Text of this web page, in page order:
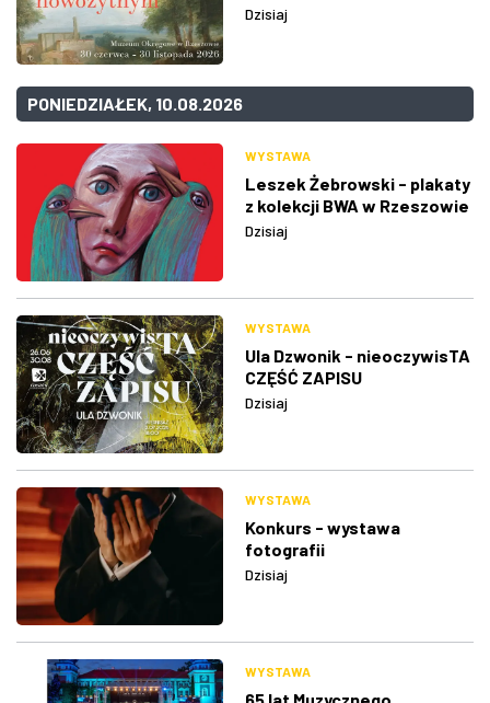
Dzisiaj
PONIEDZIAŁEK, 10.08.2026
WYSTAWA
Leszek Żebrowski - plakaty
z kolekcji BWA w Rzeszowie
Dzisiaj
WYSTAWA
Ula Dzwonik - nieoczywisTA
CZĘŚĆ ZAPISU
Dzisiaj
WYSTAWA
Konkurs - wystawa
fotografii
Dzisiaj
WYSTAWA
65 lat Muzycznego